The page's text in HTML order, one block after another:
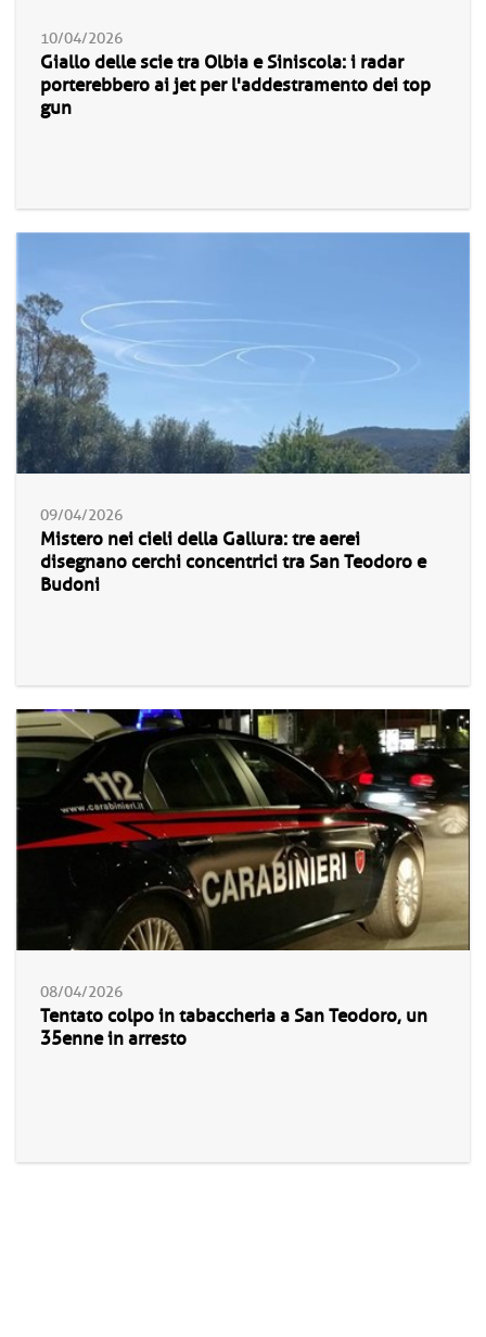
10/04/2026
Giallo delle scie tra Olbia e Siniscola: i radar
porterebbero ai jet per l'addestramento dei top
gun
09/04/2026
Mistero nei cieli della Gallura: tre aerei
disegnano cerchi concentrici tra San Teodoro e
Budoni
08/04/2026
Tentato colpo in tabaccheria a San Teodoro, un
35enne in arresto